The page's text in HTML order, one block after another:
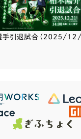
手引退試合（2025/12/